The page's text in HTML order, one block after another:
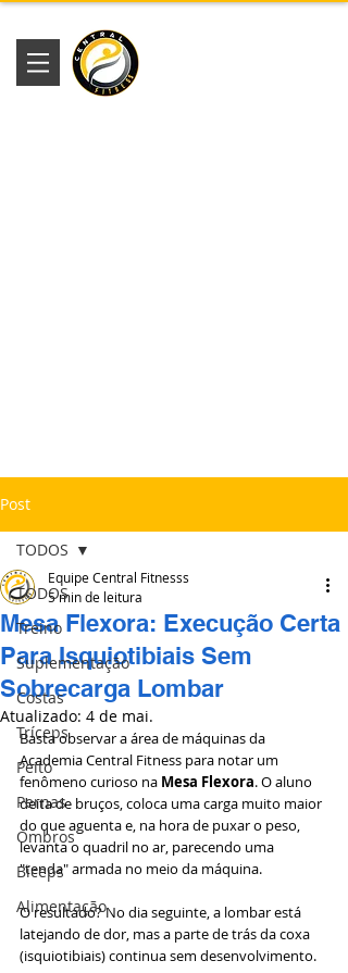
Post
TODOS
Treino
Suplementação
Costas
Tríceps
Peito
Pernas
Ombros
Bíceps
Alimentação
TODOS
Mesa Flexora: Execução Certa
Para Isquiotibiais Sem
Sobrecarga Lombar
Equipe Central Fitnesss
5 min de leitura
Atualizado: 4 de mai.
Basta observar a área de máquinas da
Academia Central Fitness para notar um
fenômeno curioso na Mesa Flexora. O aluno
deita de bruços, coloca uma carga muito maior
do que aguenta e, na hora de puxar o peso,
levanta o quadril no ar, parecendo uma
"tenda" armada no meio da máquina.
O resultado? No dia seguinte, a lombar está
latejando de dor, mas a parte de trás da coxa
(isquiotibiais) continua sem desenvolvimento.